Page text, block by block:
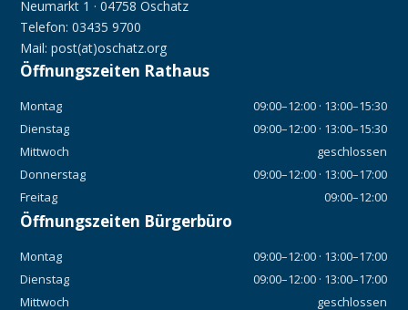
Neumarkt 1 · 04758 Oschatz
Telefon: 03435 9700
Mail: post(at)oschatz.org
Öffnungszeiten Rathaus
Montag
09:00–12:00 · 13:00–15:30
Dienstag
09:00–12:00 · 13:00–15:30
Mittwoch
geschlossen
Donnerstag
09:00–12:00 · 13:00–17:00
Freitag
09:00–12:00
Öffnungszeiten Bürgerbüro
Montag
09:00–12:00 · 13:00–17:00
Dienstag
09:00–12:00 · 13:00–17:00
Mittwoch
geschlossen